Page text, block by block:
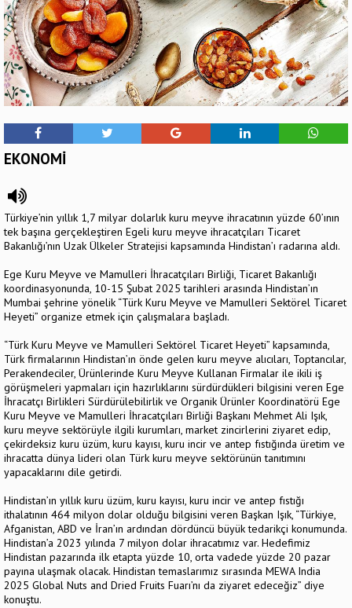
EKONOMİ
Türkiye’nin yıllık 1,7 milyar dolarlık kuru meyve ihracatının yüzde 60’ının
tek başına gerçekleştiren Egeli kuru meyve ihracatçıları Ticaret
Bakanlığı’nın Uzak Ülkeler Stratejisi kapsamında Hindistan’ı radarına aldı.
Ege Kuru Meyve ve Mamulleri İhracatçıları Birliği, Ticaret Bakanlığı
koordinasyonunda, 10-15 Şubat 2025 tarihleri arasında Hindistan’ın
Mumbai şehrine yönelik “Türk Kuru Meyve ve Mamulleri Sektörel Ticaret
Heyeti” organize etmek için çalışmalara başladı.
“Türk Kuru Meyve ve Mamulleri Sektörel Ticaret Heyeti” kapsamında,
Türk firmalarının Hindistan’ın önde gelen kuru meyve alıcıları, Toptancılar,
Perakendeciler, Ürünlerinde Kuru Meyve Kullanan Firmalar ile ikili iş
görüşmeleri yapmaları için hazırlıklarını sürdürdükleri bilgisini veren Ege
İhracatçı Birlikleri Sürdürülebilirlik ve Organik Ürünler Koordinatörü Ege
Kuru Meyve ve Mamulleri İhracatçıları Birliği Başkanı Mehmet Ali Işık,
kuru meyve sektörüyle ilgili kurumları, market zincirlerini ziyaret edip,
çekirdeksiz kuru üzüm, kuru kayısı, kuru incir ve antep fıstığında üretim ve
ihracatta dünya lideri olan Türk kuru meyve sektörünün tanıtımını
yapacaklarını dile getirdi.
Hindistan’ın yıllık kuru üzüm, kuru kayısı, kuru incir ve antep fıstığı
ithalatının 464 milyon dolar olduğu bilgisini veren Başkan Işık, “Türkiye,
Afganistan, ABD ve İran’ın ardından dördüncü büyük tedarikçi konumunda.
Hindistan’a 2023 yılında 7 milyon dolar ihracatımız var. Hedefimiz
Hindistan pazarında ilk etapta yüzde 10, orta vadede yüzde 20 pazar
payına ulaşmak olacak. Hindistan temaslarımız sırasında MEWA India
2025 Global Nuts and Dried Fruits Fuarı’nı da ziyaret edeceğiz” diye
konuştu.